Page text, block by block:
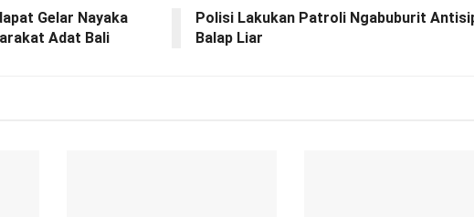
Gelar Nayaka
Adat Bali
Polisi Lakukan Patroli Ngabuburit
Balap Liar